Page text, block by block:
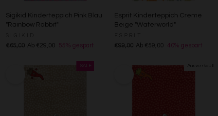
Sigikid Kinderteppich Pink Blau
"Rainbow Rabbit"
€65,00 Ab €29,00 55% gespart
Esprit Kinderteppich Creme
Beige "Waterworld"
€99,00 Ab €59,00 40% gespart